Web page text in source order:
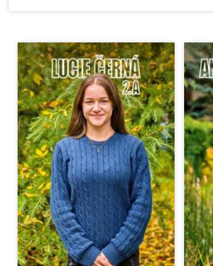
Nejlepší žáci tříd
Významní absolventi
Výroční zpráva (*.pdf)
Student revue – školní časopis